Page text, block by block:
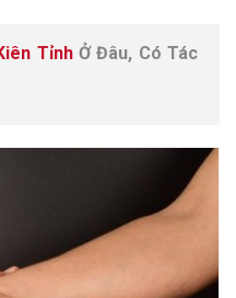
TỉnhỞ Đâu, Có Tác